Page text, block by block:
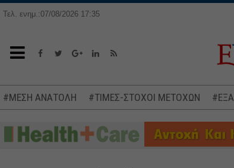
Τελ. ενημ.:07/08/2026 17:35
#ΜΕΣΗ ΑΝΑΤΟΛΗ #ΤΙΜΕΣ-ΣΤΟΧΟΙ ΜΕΤΟΧΩΝ